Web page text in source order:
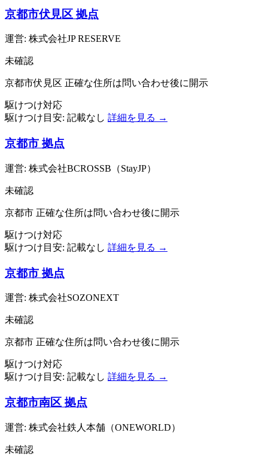
京都市伏見区 拠点
運営: 株式会社JP RESERVE
未確認
京都市伏見区 正確な住所は問い合わせ後に開示
駆けつけ対応
駆けつけ目安: 記載なし 詳細を見る →
京都市 拠点
運営: 株式会社BCROSSB（StayJP）
未確認
京都市 正確な住所は問い合わせ後に開示
駆けつけ対応
駆けつけ目安: 記載なし 詳細を見る →
京都市 拠点
運営: 株式会社SOZONEXT
未確認
京都市 正確な住所は問い合わせ後に開示
駆けつけ対応
駆けつけ目安: 記載なし 詳細を見る →
京都市南区 拠点
運営: 株式会社鉄人本舗（ONEWORLD）
未確認